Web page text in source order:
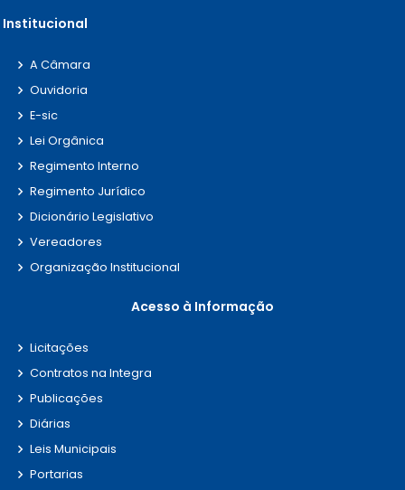
Institucional
A Câmara
Ouvidoria
E-sic
Lei Orgânica
Regimento Interno
Regimento Jurídico
Dicionário Legislativo
Vereadores
Organização Institucional
Acesso à Informação
Licitações
Contratos na Integra
Publicações
Diárias
Leis Municipais
Portarias